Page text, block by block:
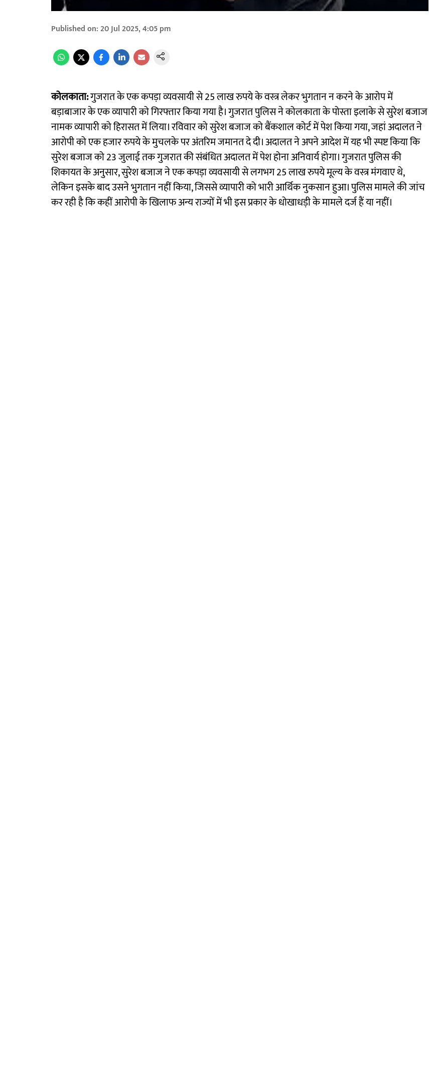
Published on:20 Jul 2025, 4:05 pm
कोलकाता:गुजरात के एक कपड़ा व्यवसायी से 25 लाख रुपये के वस्त्र लेकर भुगतान न करने के आरोप में
बड़ाबाजार के एक व्यापारी को गिरफ्तार किया गया है। गुजरात पुलिस ने कोलकाता के पोस्ता इलाके से सुरेश बजाज
नामक व्यापारी को हिरासत में लिया। रविवार को सुरेश बजाज को बैंकशाल कोर्ट में पेश किया गया, जहां अदालत ने
आरोपी को एक हजार रुपये के मुचलके पर अंतरिम जमानत दे दी। अदालत ने अपने आदेश में यह भी स्पष्ट किया कि
सुरेश बजाज को 23 जुलाई तक गुजरात की संबंधित अदालत में पेश होना अनिवार्य होगा। गुजरात पुलिस की
शिकायत के अनुसार, सुरेश बजाज ने एक कपड़ा व्यवसायी से लगभग 25 लाख रुपये मूल्य के वस्त्र मंगवाए थे,
लेकिन इसके बाद उसने भुगतान नहीं किया, जिससे व्यापारी को भारी आर्थिक नुकसान हुआ। पुलिस मामले की जांच
कर रही है कि कहीं आरोपी के खिलाफ अन्य राज्यों में भी इस प्रकार के धोखाधड़ी के मामले दर्ज हैं या नहीं।